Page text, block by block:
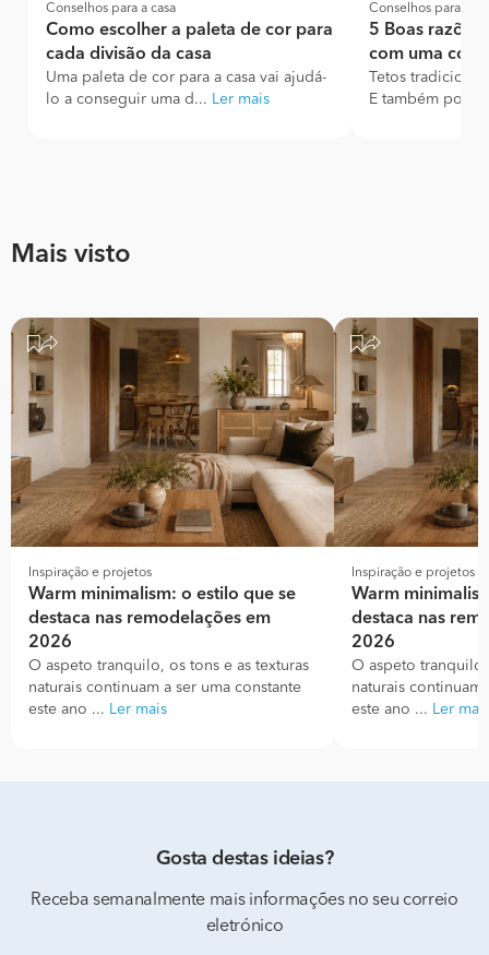
Conselhos para a casa
Como escolher a paleta de cor para
cada divisão da casa
Uma paleta de cor para a casa vai ajudá-
lo a conseguir uma d... Ler mais
Conselhos para a
5 Boas
com uma cor
Tetos
E também
Mais visto
Inspiração e projetos
Warm minimalism: o estilo que se
destaca nas remodelações em
2026
O aspeto tranquilo, os tons e as texturas
naturais continuam a ser uma constante
este ano ... Ler mais
Inspiração e projetos
Warm
destaca nas
2026
O aspeto
naturais continuam
este ano ... Ler mais
Gosta destas ideias?
Receba semanalmente mais informações no seu correio
eletrónico